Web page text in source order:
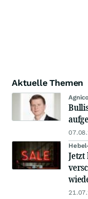
Aktuelle Themen